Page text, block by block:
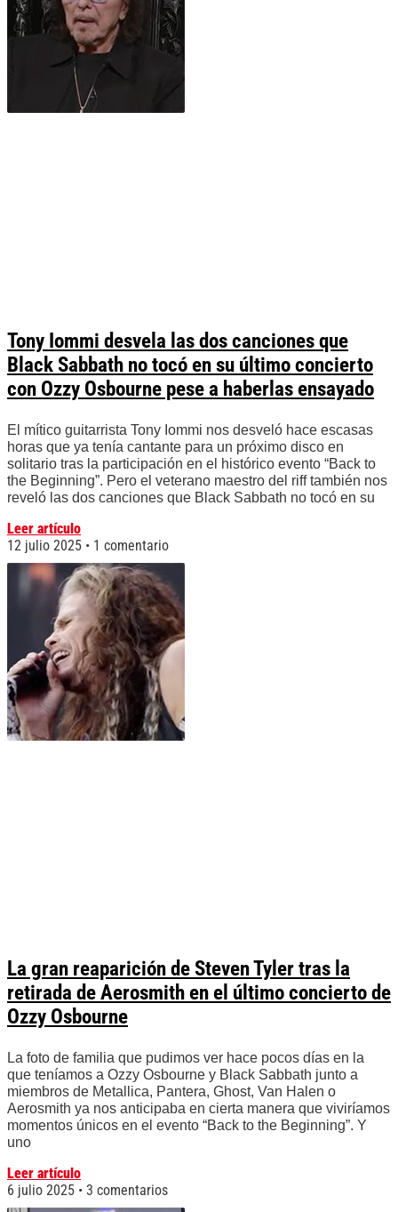
Tony Iommi desvela las dos canciones que
Black Sabbath no tocó en su último concierto
con Ozzy Osbourne pese a haberlas ensayado
El mítico guitarrista Tony Iommi nos desveló hace escasas
horas que ya tenía cantante para un próximo disco en
solitario tras la participación en el histórico evento “Back to
the Beginning”. Pero el veterano maestro del riff también nos
reveló las dos canciones que Black Sabbath no tocó en su
Leer artículo
12 julio 2025
1 comentario
La gran reaparición de Steven Tyler tras la
retirada de Aerosmith en el último concierto de
Ozzy Osbourne
La foto de familia que pudimos ver hace pocos días en la
que teníamos a Ozzy Osbourne y Black Sabbath junto a
miembros de Metallica, Pantera, Ghost, Van Halen o
Aerosmith ya nos anticipaba en cierta manera que viviríamos
momentos únicos en el evento “Back to the Beginning”. Y
uno
Leer artículo
6 julio 2025
3 comentarios